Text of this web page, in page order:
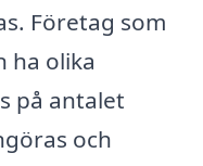
Företag som
ha olika
på antalet
och